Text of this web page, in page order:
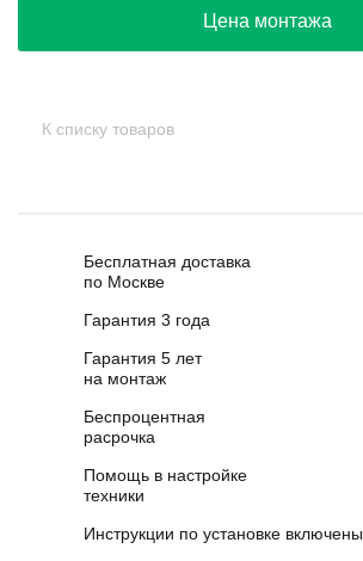
Цена монтажа
К списку товаров
Бесплатная доставка
по Москве
Гарантия 3 года
Гарантия 5 лет
на монтаж
Беспроцентная
расрочка
Помощь в настройке
техники
Инструкции по установке включены